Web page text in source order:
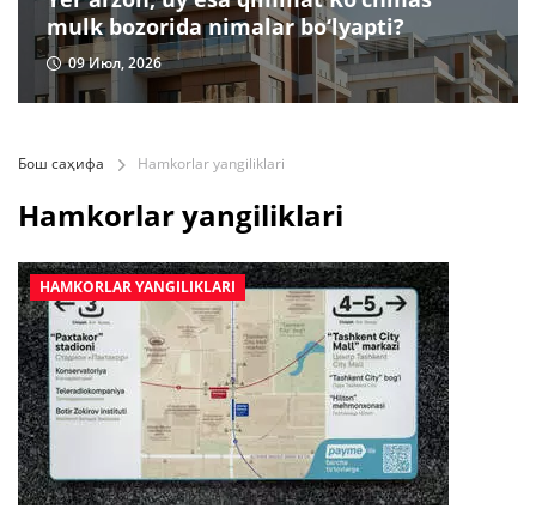
mulk bozorida nimalar bo‘lyapti?
09 Июл, 2026
Бош саҳифа Hamkorlar yangiliklari
Hamkorlar yangiliklari
HAMKORLAR YANGILIKLARI